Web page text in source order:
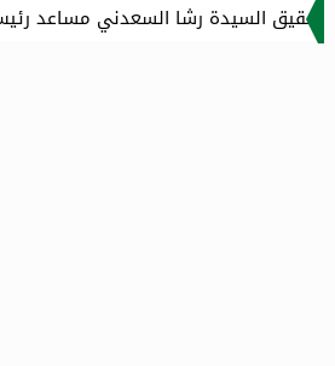
السعدني مساعد رئيس شركة سوكو